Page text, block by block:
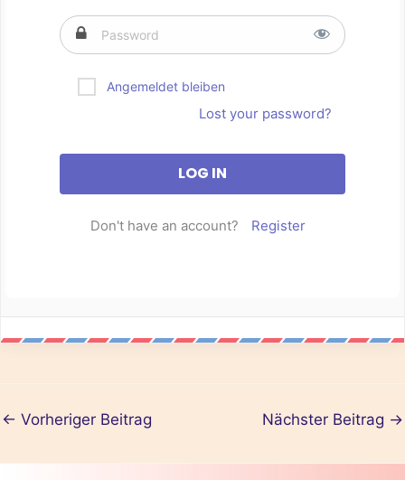
Angemeldet bleiben
Lost your password?
Don't have an account? Register
← Vorheriger Beitrag Nächster Beitrag →